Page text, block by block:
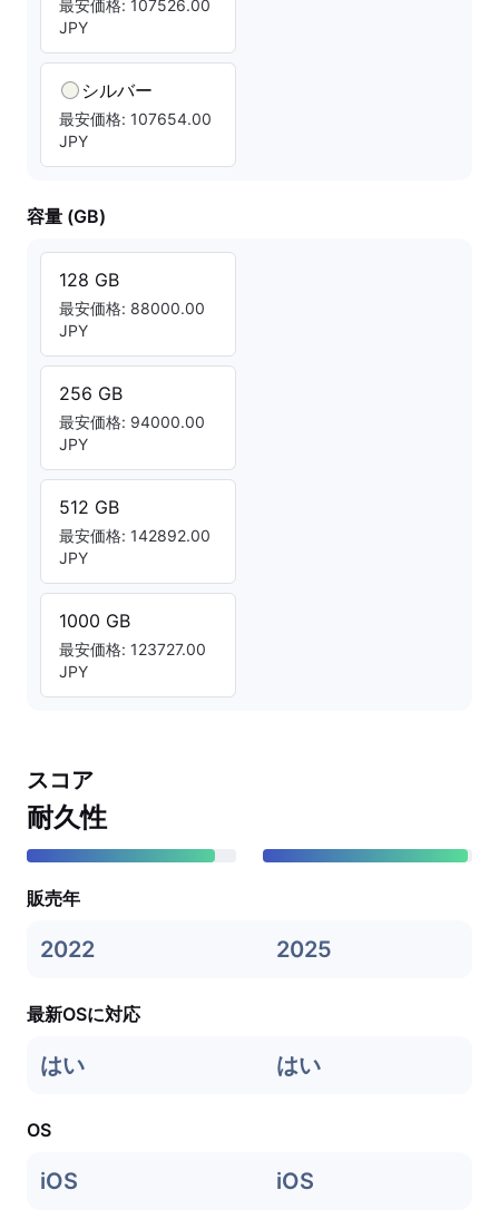
最安価格: 107526.00
JPY
シルバー
最安価格: 107654.00
JPY
容量 (GB)
128 GB
最安価格: 88000.00
JPY
256 GB
最安価格: 94000.00
JPY
512 GB
最安価格: 142892.00
JPY
1000 GB
最安価格: 123727.00
JPY
スコア
耐久性
販売年
2022 2025
最新OSに対応
はい はい
OS
iOS iOS